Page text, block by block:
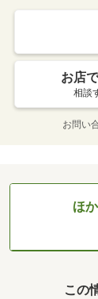
お店
相談
お問い
ほ
この